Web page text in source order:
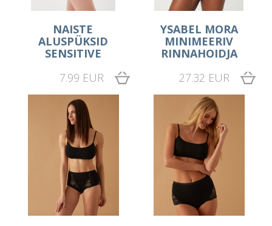
NAISTE
ALUSPÜKSID
SENSITIVE
7.99 EUR
YSABEL MORA
MINIMEERIV
RINNAHOIDJA
27.32 EUR